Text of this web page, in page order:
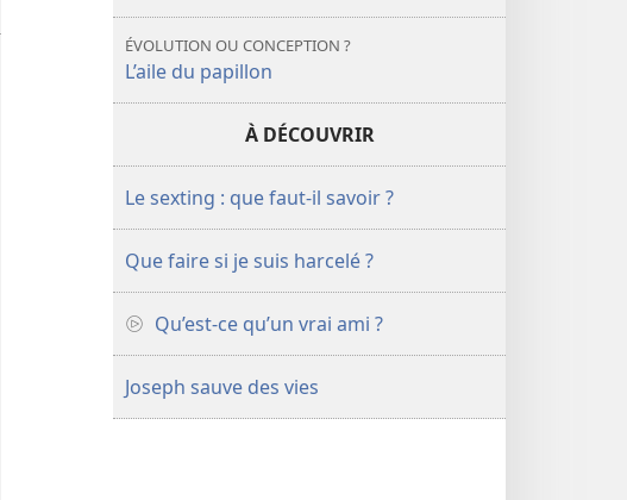
ÉVOLUTION OU CONCEPTION ?
L’aile du papillon
À DÉCOUVRIR
Le sexting : que faut-il savoir ?
Que faire si je suis harcelé ?
Qu’est-ce qu’un vrai ami ?
Joseph sauve des vies